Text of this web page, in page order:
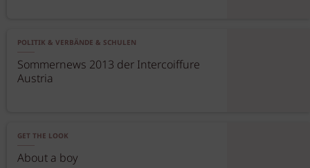
POLITIK & VERBÄNDE & SCHULEN
Sommernews 2013 der Intercoiffure
Austria
GET THE LOOK
About a boy